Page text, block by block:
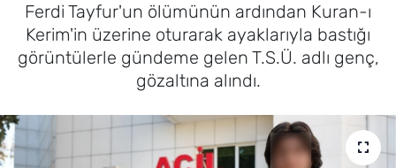
Ferdi Tayfur'un ölümünün ardından Kuran-ı
Kerim'in üzerine oturarak ayaklarıyla bastığı
görüntülerle gündeme gelen T.S.Ü. adlı genç,
gözaltına alındı.